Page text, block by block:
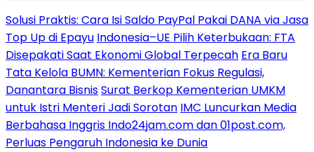
Solusi Praktis: Cara Isi Saldo PayPal Pakai DANA via Jasa
Top Up di Epayu Indonesia–UE Pilih Keterbukaan: FTA
Disepakati Saat Ekonomi Global Terpecah Era Baru
Tata Kelola BUMN: Kementerian Fokus Regulasi,
Danantara BisnisSurat Berkop Kementerian UMKM
untuk Istri Menteri Jadi Sorotan IMC Luncurkan Media
Berbahasa Inggris Indo24jam.com dan 01post.com,
Perluas Pengaruh Indonesia ke Dunia